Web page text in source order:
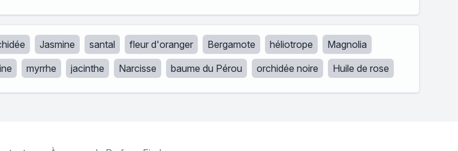
Jasmine santal fleur d'oranger Bergamote héliotrope
Magnolia
myrrhe jacinthe Narcisse baume du Pérou orchidée noire Huile de rose